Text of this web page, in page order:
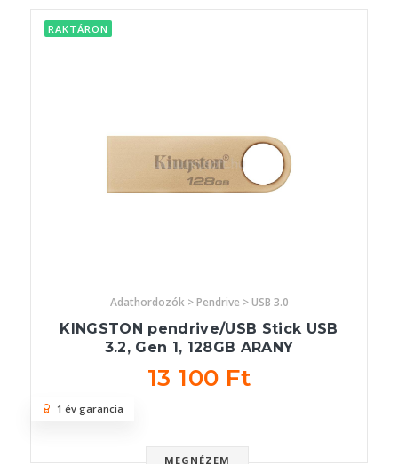
RAKTÁRON
Adathordozók > Pendrive > USB 3.0
KINGSTON pendrive/USB Stick USB
3.2, Gen 1, 128GB ARANY
13 100 Ft
MEGNÉZEM
1 év garancia